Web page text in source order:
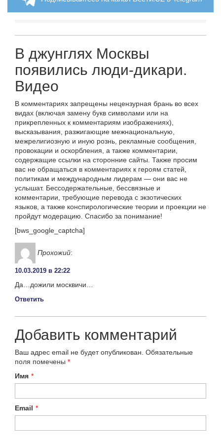
В джунглях Москвы
появились люди-дикари.
Видео
В комментариях запрещены нецензурная брань во всех
видах (включая замену букв символами или на
прикрепленных к комментариям изображениях),
высказывания, разжигающие межнациональную,
межрелигиозную и иную рознь, рекламные сообщения,
провокации и оскорбления, а также комментарии,
содержащие ссылки на сторонние сайты. Также просим
вас не обращаться в комментариях к героям статей,
политикам и международным лидерам — они вас не
услышат. Бессодержательные, бессвязные и
комментарии, требующие перевода с экзотических
языков, а также конспирологические теории и проекции не
пройдут модерацию. Спасибо за понимание!
[bws_google_captcha]
Прохожий:
10.03.2019 в 22:22
Да…дожили москвичи…
Ответить
Добавить комментарий
Ваш адрес email не будет опубликован. Обязательные
поля помечены *
Имя *
Email *